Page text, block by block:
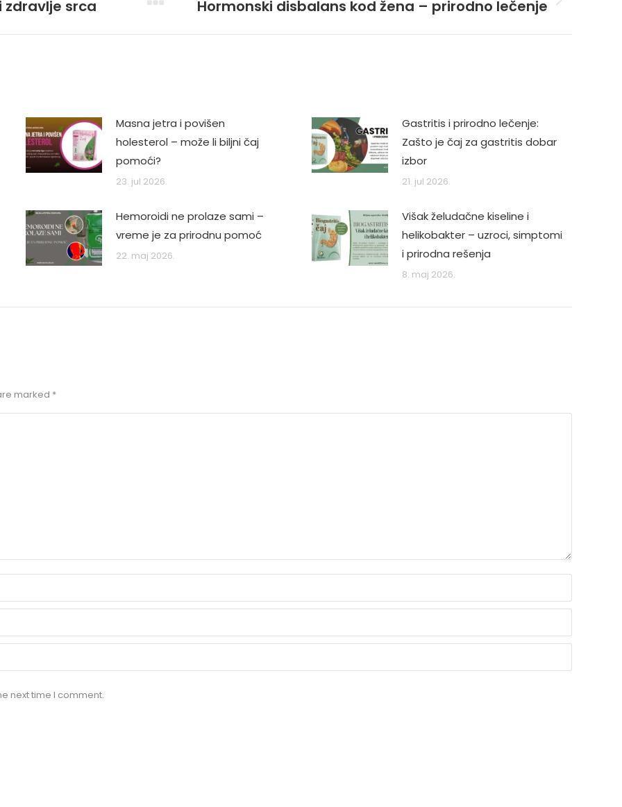
zdravlje srca
Next
Hormonski disbalans kod žena – prirodno lečenje
Masna jetra i povišen
holesterol – može li biljni čaj
pomoći?
23. jul 2026.
Gastritis i prirodno lečenje:
Zašto je čaj za gastritis dobar
izbor
21. jul 2026.
Hemoroidi ne prolaze sami –
vreme je za prirodnu pomoć
22. maj 2026.
Višak želudačne kiseline i
helikobakter – uzroci, simptomi
i prirodna rešenja
8. maj 2026.
marked *
next time I comment.